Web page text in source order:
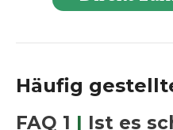
Häufig
FAQ 1 | Ist es